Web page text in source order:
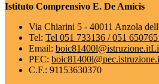
Istituto Comprensivo E. De Amicis
Via Chiarini 5 - 40011 Anzola
Tel: Tel 051 733136 / 051
Email: boic81400l@istruzione.it
PEC:
C.F.: 91153630370